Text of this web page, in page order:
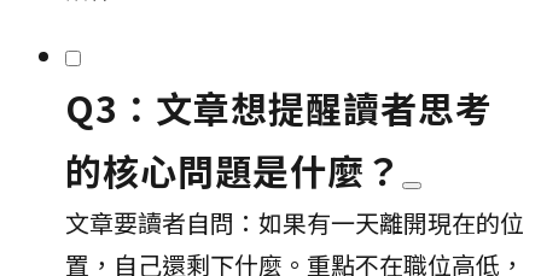
Q3：文章想提醒讀者思考
的核心問題是什麼？
文章要讀者自問：如果有一天離開現在的位
置，自己還剩下什麼。重點不在職位高低，